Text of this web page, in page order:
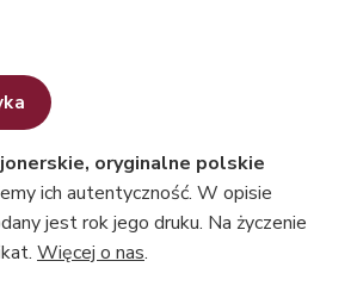
oryginalne polskie
ich autentyczność. W opisie
jest rok jego druku. Na życzenie
Więcej o nas.